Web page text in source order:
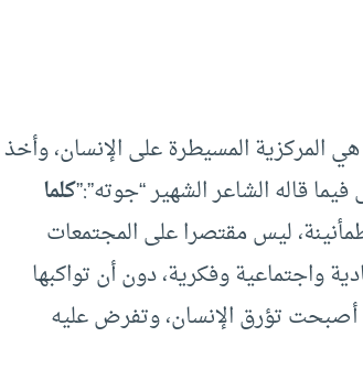
المركزية المسيطرة على الإنسان، وأخذ
قاله الشاعر الشهير “جوته”:”كلما
ليس مقتصرا على المجتمعات
واجتماعية وفكرية، دون أن تواكبها
أصبحت تؤرق الإنسان، وتفرض عليه